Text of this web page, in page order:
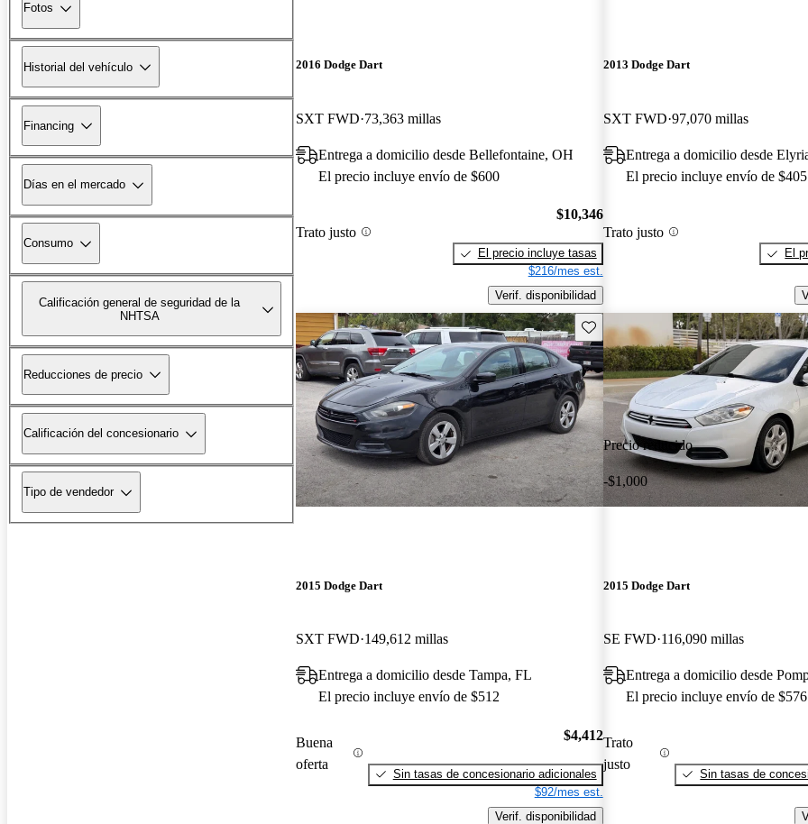
Fotos
Historial del vehículo
Financing
Días en el mercado
Consumo
Calificación general de seguridad de la
NHTSA
Reducciones de precio
Calificación del concesionario
Tipo de vendedor
2016 Dodge Dart
SXT FWD 73,363 millas
Entrega a domicilio desde Bellefontaine, OH
El precio incluye envío de $600
Trato justo
$10,346
El precio incluye tasas
$216/mes est.
Verif. disponibilidad
2013 Dodge Dart
SXT FWD 97,070 millas
Entrega a domicilio desde
El precio incluye envío de $405
Trato justo
El
Guarda este Aviso
2015 Dodge Dart
SXT FWD 149,612 millas
Entrega a domicilio desde Tampa, FL
El precio incluye envío de $512
Buena
oferta
$4,412
Sin tasas de concesionario adicionales
$92/mes est.
Verif. disponibilidad
Precio reducido
-$1,000
2015 Dodge Dart
SE FWD 116,090 millas
Entrega a domicilio desde
El precio incluye envío de $576
Trato
justo
Sin tasas de